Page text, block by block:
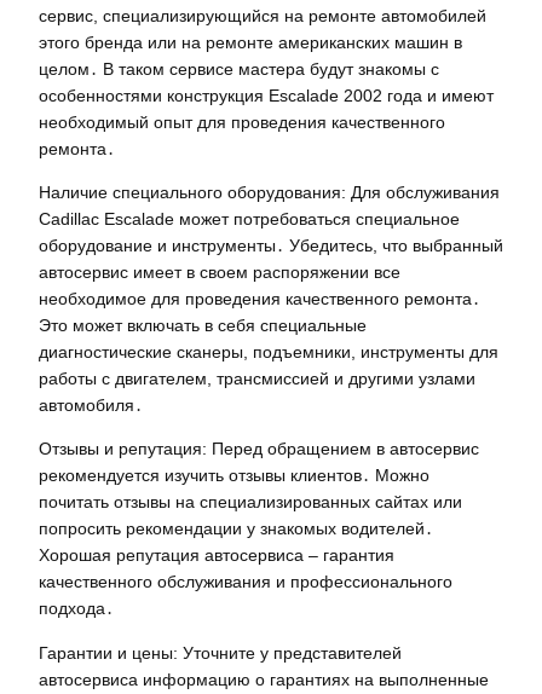
сервис, специализирующийся на ремонте автомобилей
этого бренда или на ремонте американских машин в
целом․ В таком сервисе мастера будут знакомы с
особенностями конструкция Escalade 2002 года и имеют
необходимый опыт для проведения качественного
ремонта․
Наличие специального оборудования: Для обслуживания
Cadillac Escalade может потребоваться специальное
оборудование и инструменты․ Убедитесь, что выбранный
автосервис имеет в своем распоряжении все
необходимое для проведения качественного ремонта․
Это может включать в себя специальные
диагностические сканеры, подъемники, инструменты для
работы с двигателем, трансмиссией и другими узлами
автомобиля․
Отзывы и репутация: Перед обращением в автосервис
рекомендуется изучить отзывы клиентов․ Можно
почитать отзывы на специализированных сайтах или
попросить рекомендации у знакомых водителей․
Хорошая репутация автосервиса – гарантия
качественного обслуживания и профессионального
подхода․
Гарантии и цены: Уточните у представителей
автосервиса информацию о гарантиях на выполненные